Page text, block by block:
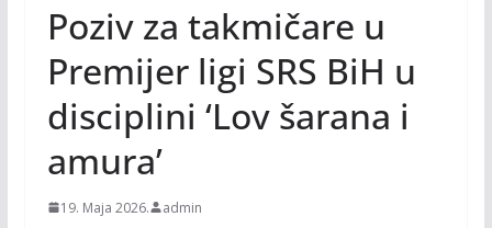
Poziv za takmičare u
Premijer ligi SRS BiH u
disciplini ‘Lov šarana i
amura’
19. Maja 2026. admin